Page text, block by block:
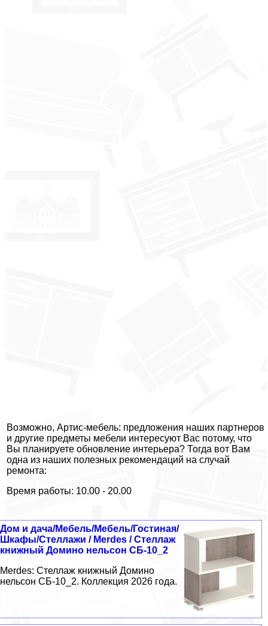
Возможно, Артис-мебель: предложения наших партнеров
и другие предметы мебели интересуют Вас потому, что
Вы планируете обновление интерьера? Тогда вот Вам
одна из наших полезных рекомендаций на случай
ремонта:
Время работы: 10.00 - 20.00
Дом и дача/Мебель/Мебель/Гостиная/
Шкафы/Стеллажи / Merdes / Стеллаж
книжный Домино нельсон СБ-10_2
Merdes: Стеллаж книжный Домино
нельсон СБ-10_2. Коллекция 2026 года.